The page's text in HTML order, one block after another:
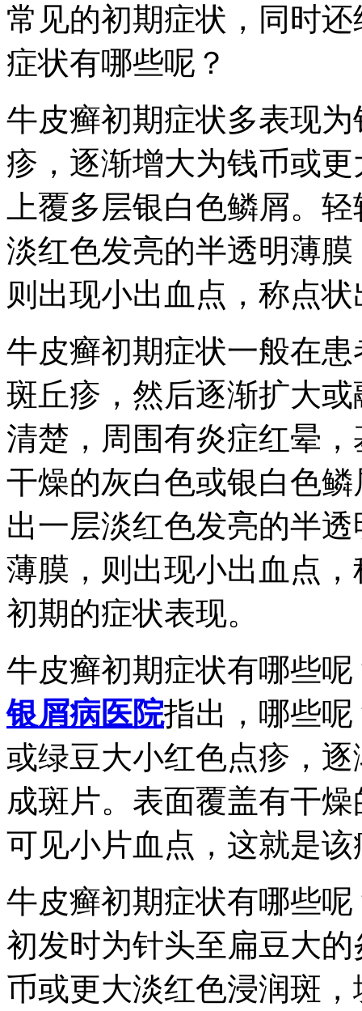
常见的初期症状，同时
症状有哪些呢？
牛皮癣初期症状多表现
疹，逐渐增大为钱币或
上覆多层银白色鳞屑。
淡红色发亮的半透明薄
则出现小出血点，称点
牛皮癣初期症状一般在
斑丘疹，然后逐渐扩大
清楚，周围有炎症红晕
干燥的灰白色或银白色
出一层淡红色发亮的半
薄膜，则出现小出血点
初期的症状表现。
牛皮癣初期症状有哪些
银屑病医院指出，哪些
或绿豆大小红色点疹，
成斑片。表面覆盖有干
可见小片血点，这就是
牛皮癣初期症状有哪些
初发时为针头至扁豆大
币或更大淡红色浸润斑